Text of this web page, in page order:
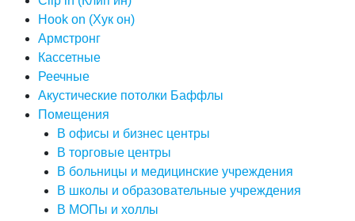
Hook on (Хук он)
Армстронг
Кассетные
Реечные
Акустические потолки Баффлы
Помещения
В офисы и бизнес центры
В торговые центры
В больницы и медицинские учреждения
В школы и образовательные учреждения
В МОПы и холлы